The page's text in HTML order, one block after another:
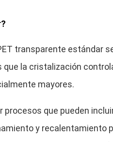
transparente estándar
la cristalización
mayores.
que pueden
y recalentamiento